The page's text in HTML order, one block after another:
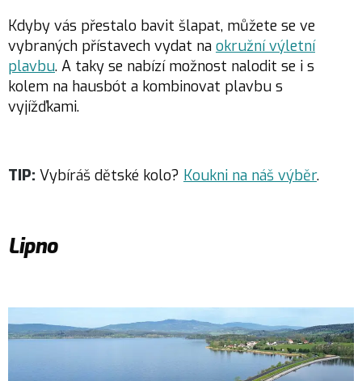
Kdyby vás přestalo bavit šlapat, můžete se ve
vybraných přístavech vydat na okružní výletní
plavbu. A taky se nabízí možnost nalodit se i s
kolem na hausbót a kombinovat plavbu s
vyjížďkami.
TIP: Vybíráš dětské kolo? Koukni na náš výběr.
Lipno